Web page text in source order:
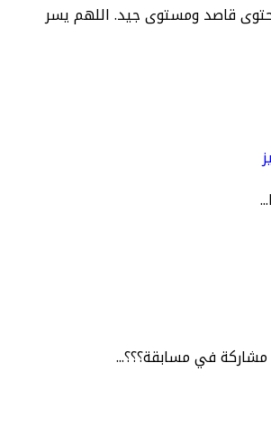
ومستوى جيد. اللهم يسر
مسابقة؟؟؟...